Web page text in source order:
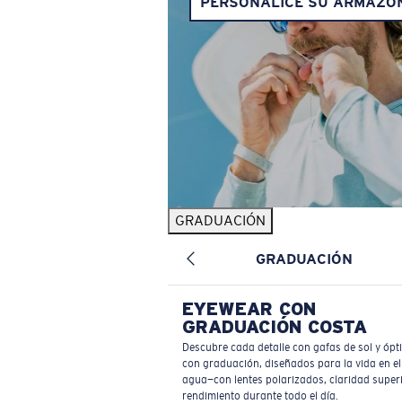
GRADUACIÓN
GRADUACIÓN
EYEWEAR CON
GRADUACIÓN COSTA
Descubre cada detalle con gafas de sol y
con graduación, diseñados para la vida en el
agua—con lentes polarizados, claridad
rendimiento durante todo el día.